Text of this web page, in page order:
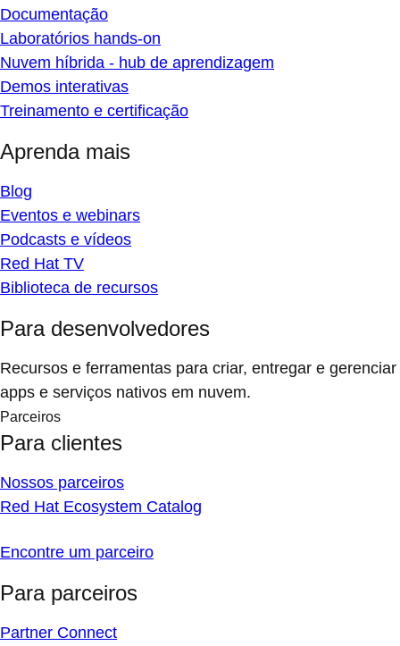
Documentação
Laboratórios hands-on
Nuvem híbrida - hub de aprendizagem
Demos interativas
Treinamento e certificação
Aprenda mais
Blog
Eventos e webinars
Podcasts e vídeos
Red Hat TV
Biblioteca de recursos
Para desenvolvedores
Recursos e ferramentas para criar, entregar e gerenciar
apps e serviços nativos em nuvem.
Parceiros
Para clientes
Nossos parceiros
Red Hat Ecosystem Catalog
Encontre um parceiro
Para parceiros
Partner Connect